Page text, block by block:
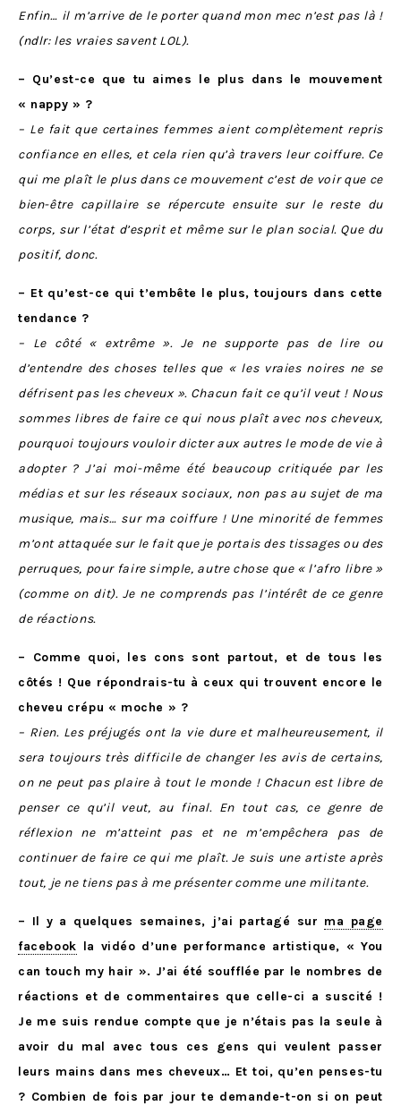
Enfin… il m’arrive de le porter quand mon mec n’est pas là !
(ndlr: les vraies savent LOL).
– Qu’est-ce que tu aimes le plus dans le mouvement
« nappy » ?
– Le fait que certaines femmes aient complètement repris
confiance en elles, et cela rien qu’à travers leur coiffure. Ce
qui me plaît le plus dans ce mouvement c’est de voirque ce
bien-être capillaire se répercute ensuite sur le reste du
corps, sur l’état d’esprit et même sur le plan social. Que du
positif, donc.
– Et qu’est-ce qui t’embête le plus, toujours dans cette
tendance ?
– Le côté « extrême ». Je ne supporte pas de lire ou
d’entendre des choses telles que « les vraies noires ne se
défrisent pas les cheveux ». Chacun fait ce qu’il veut ! Nous
sommes libres de faire ce qui nous plaît avec nos cheveux,
pourquoi toujours vouloir dicter aux autres le mode de vie à
adopter ? J’ai moi-même été beaucoup critiquée par les
médias et sur les réseaux sociaux, non pas au sujet de ma
musique, mais… sur ma coiffure ! Une minorité de femmes
m’ont attaquée sur le fait que je portais des tissages ou des
perruques, pour faire simple, autre chose que « l’afro libre »
(comme on dit). Je ne comprends pas l’intérêt de ce genre
de réactions.
– Comme quoi, les cons sont partout, et de tous les
côtés ! Que répondrais-tu à ceux qui trouvent encore le
cheveu crépu « moche » ?
– Rien. Les préjugés ont la vie dure et malheureusement, il
sera toujours très difficile de changer les avis de certains,
on ne peut pas plaire à tout le monde ! Chacun est libre de
penser ce qu’il veut, au final. En tout cas, ce genre de
réflexion ne m’atteint pas et ne m’empêchera pas de
continuer de faire ce qui me plaît. Je suis une artiste après
tout, je ne tiens pas à me présenter comme une militante.
– Il y a quelques semaines, j’ai partagé sur ma page
facebook la vidéo d’une performance artistique, « You
can touch my hair ». J’ai été soufflée par le nombres de
réactions et de commentaires que celle-ci a suscité !
Je me suis rendue compte que je n’étais pas la seule à
avoir du mal avec tous ces gens qui veulent passer
leurs mains dans mes cheveux… Et toi, qu’en penses-tu
? Combien de fois par jour te demande-t-on si on peut